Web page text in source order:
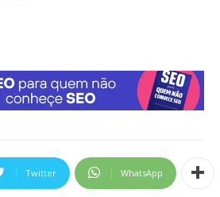
Twitter WhatsApp